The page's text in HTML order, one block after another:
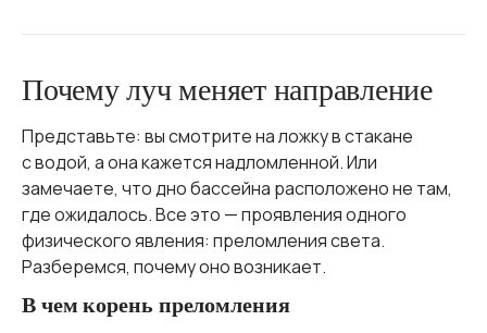
Почему луч меняет направление
Представьте: вы смотрите на ложку в стакане
с водой, а она кажется надломленной. Или
замечаете, что дно бассейна расположено не там,
где ожидалось. Все это — проявления одного
физического явления: преломления света.
Разберемся, почему оно возникает.
В чем корень преломления